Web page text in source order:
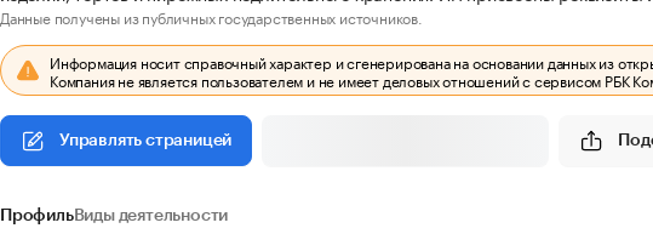
Данные получены из публичных государственных источников.
Информация носит справочный характер и сгенерирована на основании данных из
Компания не является пользователем и не имеет деловых отношений с сервисом РБК
Управлять страницей
ПрофильВиды деятельности